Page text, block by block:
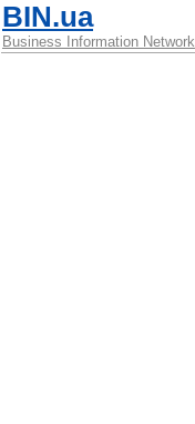
BIN.ua
Business Information Network